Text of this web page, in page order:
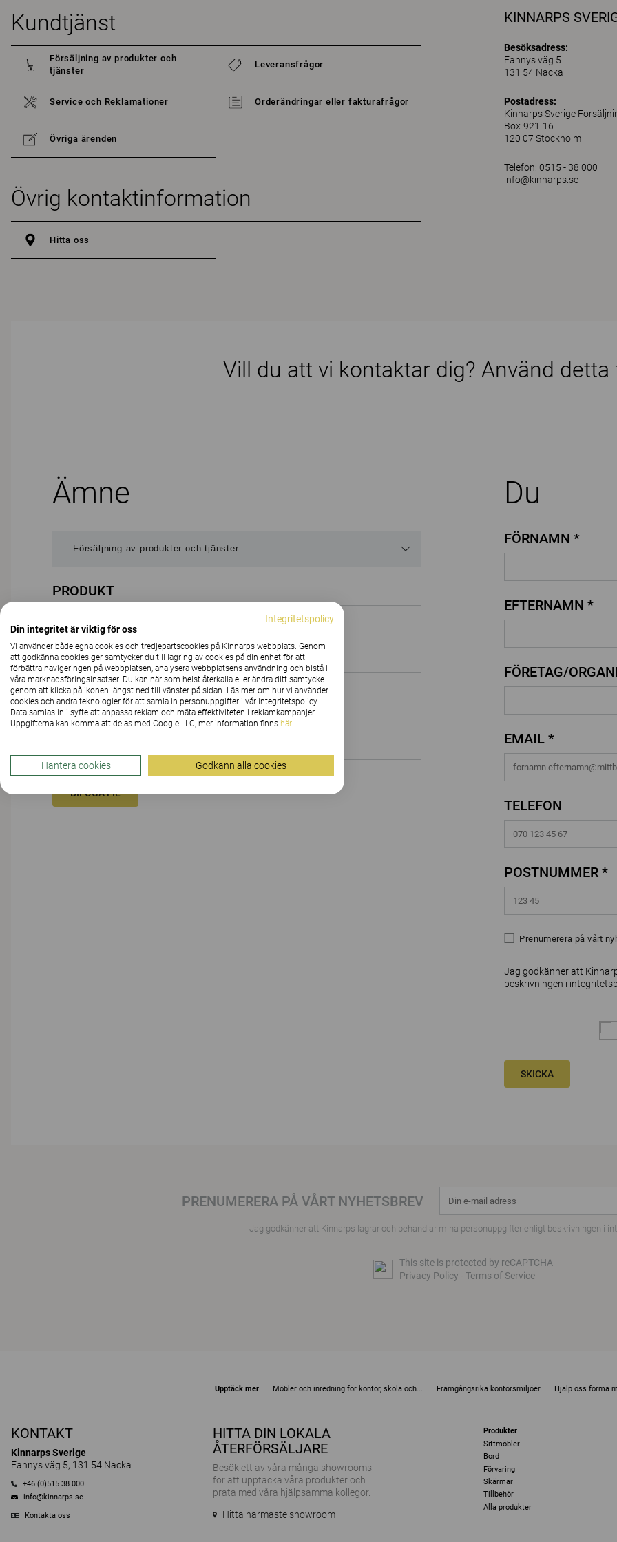
Kundtjänst
Försäljning av produkter och
tjänster
Leveransfrågor
Service och Reklamationer Orderändringar eller fakturafrågor
Övriga ärenden
Övrig kontaktinformation
Hitta oss
KINNARPS
Besöksadress:
Fannys väg 5
131 54 Nacka
Postadress:
Kinnarps Sverige
Box 921 16
120 07 Stockholm
Telefon: 0515 - 38 000
info@kinnarps.se
Vill du att vi kontaktar dig? Använd detta
Ämne
PRODUKT
MEDDELANDE
BIFOGA FIL
Du
FÖRNAMN *
EFTERNAMN *
FÖRETAG/
EMAIL *
TELEFON
POSTNUMMER *
Prenumerera på vårt
Jag godkänner att
beskrivningen i
SKICKA
PRENUMERERA PÅ VÅRT NYHETSBREV
Jag godkänner att Kinnarps lagrar och behandlar mina personuppgifter enligt beskrivningen i
This site is protected by reCAPTCHA
Privacy Policy -Terms of Service
Upptäck mer Möbler och inredning för kontor, skola och... Framgångsrika kontorsmiljöer Hjälp oss forma
KONTAKT
Kinnarps Sverige
Fannys väg 5, 131 54 Nacka
+46 (0)515 38 000
info@kinnarps.se
Kontakta oss
HITTA DIN LOKALA
ÅTERFÖRSÄLJARE
Besök ett av våra många showrooms
för att upptäcka våra produkter och
prata med våra hjälpsamma kollegor.
Hitta närmaste showroom
Produkter
Sittmöbler
Bord
Förvaring
Skärmar
Tillbehör
Alla produkter
Integritetspolicy
Din integritet är viktig för oss
Vi använder både egna cookies och tredjepartscookies på Kinnarps webbplats. Genom
att godkänna cookies ger samtycker du till lagring av cookies på din enhet för att
förbättra navigeringen på webbplatsen, analysera webbplatsens användning och bistå i
våra marknadsföringsinsatser. Du kan när som helst återkalla eller ändra ditt samtycke
genom att klicka på ikonen längst ned till vänster på sidan. Läs mer om hur vi använder
cookies och andra teknologier för att samla in personuppgifter i vår integritetspolicy.
Data samlas in i syfte att anpassa reklam och mäta effektiviteten i reklamkampanjer.
Uppgifterna kan komma att delas med Google LLC, mer information finns här.
Hantera cookies Godkänn alla cookies